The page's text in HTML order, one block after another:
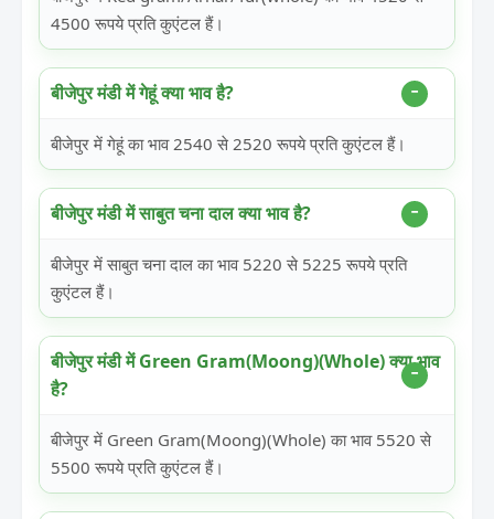
4500 रूपये प्रति कुएंटल हैं।
बीजेपुर मंडी में गेहूं क्या भाव है?
बीजेपुर में गेहूं का भाव 2540 से 2520 रूपये प्रति कुएंटल हैं।
बीजेपुर मंडी में साबुत चना दाल क्या भाव है?
बीजेपुर में साबुत चना दाल का भाव 5220 से 5225 रूपये प्रति
कुएंटल हैं।
बीजेपुर मंडी में Green Gram(Moong)(Whole) क्या भाव
है?
बीजेपुर में Green Gram(Moong)(Whole) का भाव 5520 से
5500 रूपये प्रति कुएंटल हैं।